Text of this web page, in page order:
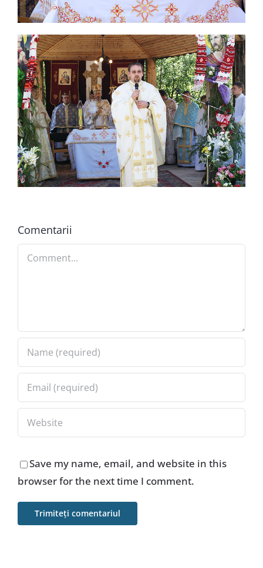
Comentarii
Comment
Save my name, email, and website in this
browser for the next time I comment.